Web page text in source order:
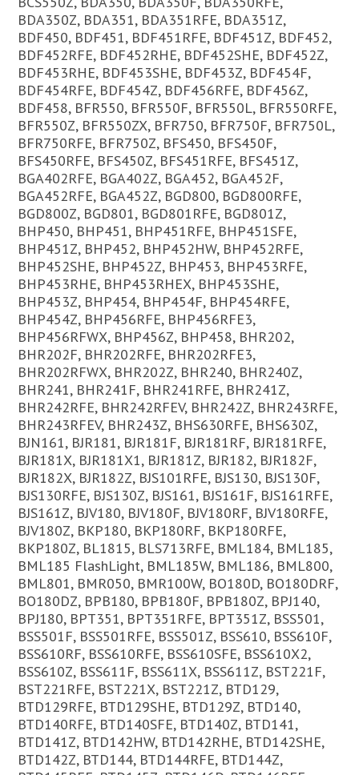
BDA350Z, BDA351, BDA351RFE, BDA351Z,
BDF450, BDF451, BDF451RFE, BDF451Z, BDF452,
BDF452RFE, BDF452RHE, BDF452SHE, BDF452Z,
BDF453RHE, BDF453SHE, BDF453Z, BDF454F,
BDF454RFE, BDF454Z, BDF456RFE, BDF456Z,
BDF458, BFR550, BFR550F, BFR550L, BFR550RFE,
BFR550Z, BFR550ZX, BFR750, BFR750F, BFR750L,
BFR750RFE, BFR750Z, BFS450, BFS450F,
BFS450RFE, BFS450Z, BFS451RFE, BFS451Z,
BGA402RFE, BGA402Z, BGA452, BGA452F,
BGA452RFE, BGA452Z, BGD800, BGD800RFE,
BGD800Z, BGD801, BGD801RFE, BGD801Z,
BHP450, BHP451, BHP451RFE, BHP451SFE,
BHP451Z, BHP452, BHP452HW, BHP452RFE,
BHP452SHE, BHP452Z, BHP453, BHP453RFE,
BHP453RHE, BHP453RHEX, BHP453SHE,
BHP453Z, BHP454, BHP454F, BHP454RFE,
BHP454Z, BHP456RFE, BHP456RFE3,
BHP456RFWX, BHP456Z, BHP458, BHR202,
BHR202F, BHR202RFE, BHR202RFE3,
BHR202RFWX, BHR202Z, BHR240, BHR240Z,
BHR241, BHR241F, BHR241RFE, BHR241Z,
BHR242RFE, BHR242RFEV, BHR242Z, BHR243RFE,
BHR243RFEV, BHR243Z, BHS630RFE, BHS630Z,
BJN161, BJR181, BJR181F, BJR181RF, BJR181RFE,
BJR181X, BJR181X1, BJR181Z, BJR182, BJR182F,
BJR182X, BJR182Z, BJS101RFE, BJS130, BJS130F,
BJS130RFE, BJS130Z, BJS161, BJS161F, BJS161RFE,
BJS161Z, BJV180, BJV180F, BJV180RF, BJV180RFE,
BJV180Z, BKP180, BKP180RF, BKP180RFE,
BKP180Z, BL1815, BLS713RFE, BML184, BML185,
BML185 FlashLight, BML185W, BML186, BML800,
BML801, BMR050, BMR100W, BO180D, BO180DRF,
BO180DZ, BPB180, BPB180F, BPB180Z, BPJ140,
BPJ180, BPT351, BPT351RFE, BPT351Z, BSS501,
BSS501F, BSS501RFE, BSS501Z, BSS610, BSS610F,
BSS610RF, BSS610RFE, BSS610SFE, BSS610X2,
BSS610Z, BSS611F, BSS611X, BSS611Z, BST221F,
BST221RFE, BST221X, BST221Z, BTD129,
BTD129RFE, BTD129SHE, BTD129Z, BTD140,
BTD140RFE, BTD140SFE, BTD140Z, BTD141,
BTD141Z, BTD142HW, BTD142RHE, BTD142SHE,
BTD142Z, BTD144, BTD144RFE, BTD144Z,